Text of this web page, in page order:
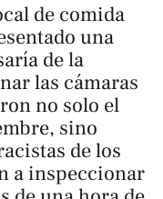
de comida
una
de la
las cámaras
no solo el
sino
de los
a inspeccionar